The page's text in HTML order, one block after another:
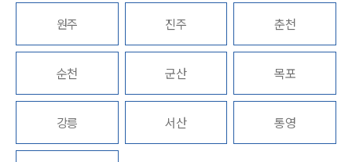
언론보도
공지사항
법률서식
뉴스레터/브로슈어
세미나
대륜법률상담예약
원주 진주 춘천
순천 군산 목포
강릉 서산 통영